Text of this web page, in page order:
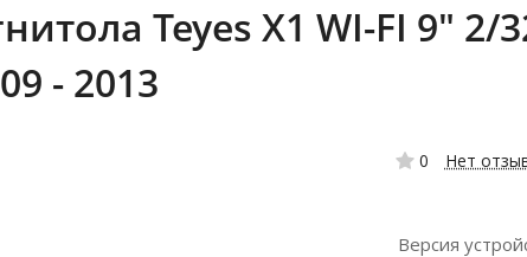
Teyes X1 WI-FI 9" 2/
- 2013
0 Нет
Версия